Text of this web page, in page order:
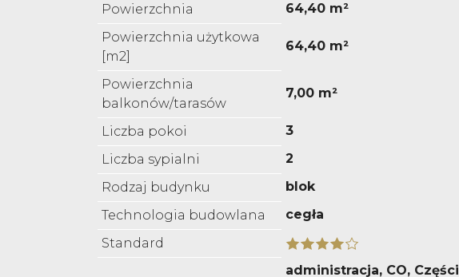
Powierzchnia
64,40 m²
Powierzchnia użytkowa
[m2]
64,40 m²
Powierzchnia
balkonów/tarasów
7,00 m²
Liczba pokoi
3
Liczba sypialni
2
Rodzaj budynku
blok
Technologia budowlana
cegła
Standard
administracja, CO, Części